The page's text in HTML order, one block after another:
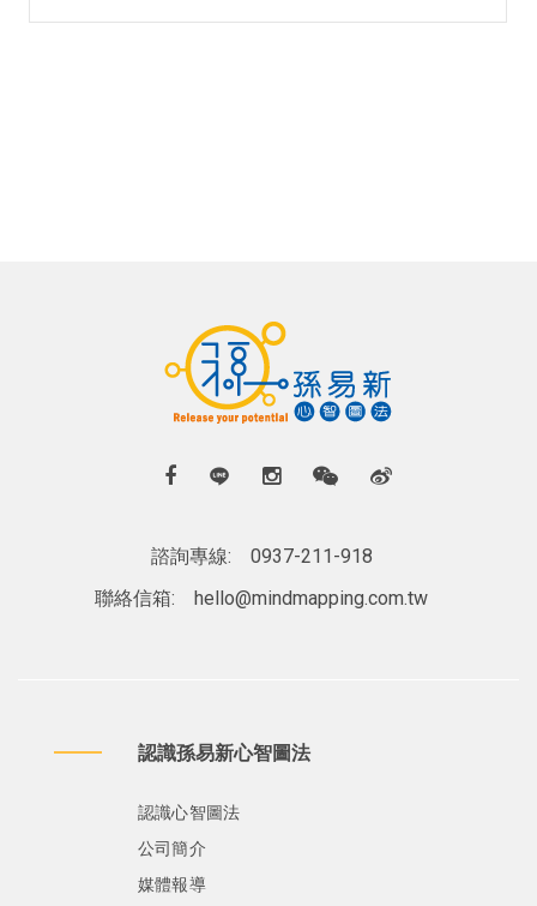
諮詢專線:
0937-211-918
聯絡信箱:
hello@mindmapping.com.tw
認識孫易新心智圖法
認識心智圖法
公司簡介
媒體報導